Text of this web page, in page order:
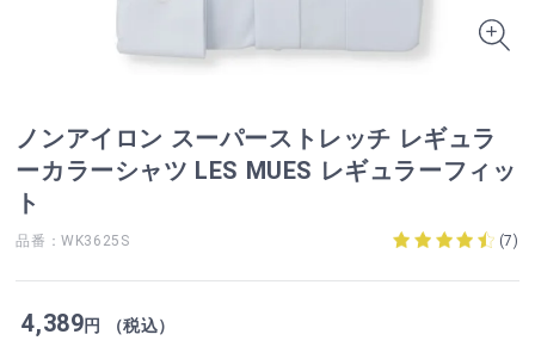
ノンアイロン スーパーストレッチ レギュラ
ーカラーシャツ LES MUES レギュラーフィッ
ト
品番：WK3625S (7)
4,389円 （税込）